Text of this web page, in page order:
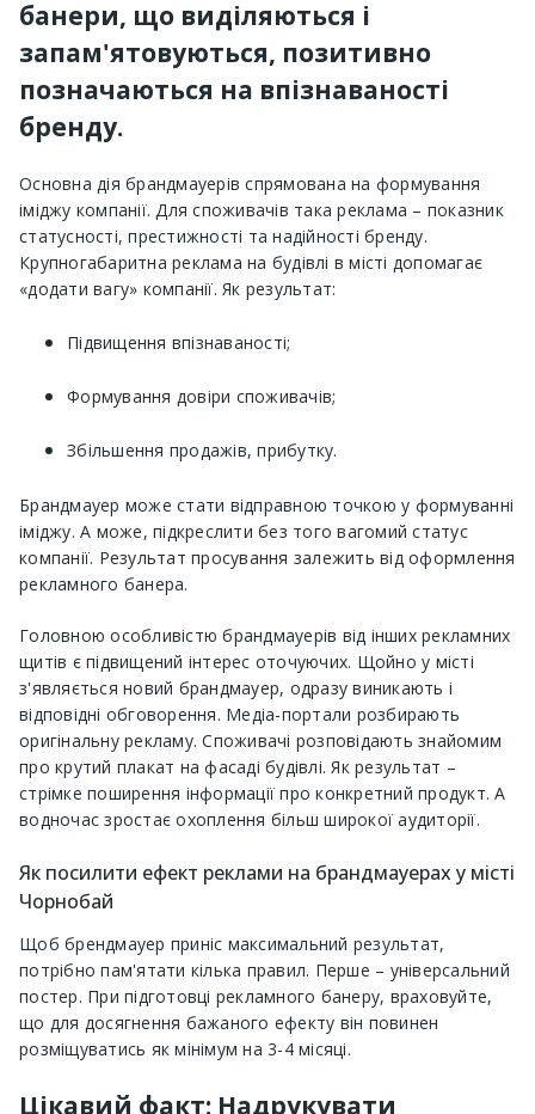
банери, що виділяються і
запам'ятовуються, позитивно
позначаються на впізнаваності
бренду.
Основна дія брандмауерів спрямована на формування
іміджу компанії. Для споживачів така реклама – показник
статусності, престижності та надійності бренду.
Крупногабаритна реклама на будівлі в місті допомагає
«додати вагу» компанії. Як результат:
Підвищення впізнаваності;
Формування довіри споживачів;
Збільшення продажів, прибутку.
Брандмауер може стати відправною точкою у формуванні
іміджу. А може, підкреслити без того вагомий статус
компанії. Результат просування залежить від оформлення
рекламного банера.
Головною особливістю брандмауерів від інших рекламних
щитів є підвищений інтерес оточуючих. Щойно у місті
з'являється новий брандмауер, одразу виникають і
відповідні обговорення. Медіа-портали розбирають
оригінальну рекламу. Споживачі розповідають знайомим
про крутий плакат на фасаді будівлі. Як результат –
стрімке поширення інформації про конкретний продукт. А
водночас зростає охоплення більш широкої аудиторії.
Як посилити ефект реклами на брандмауерах у місті
Чорнобай
Щоб брендмауер приніс максимальний результат,
потрібно пам'ятати кілька правил. Перше – універсальний
постер. При підготовці рекламного банеру, враховуйте,
що для досягнення бажаного ефекту він повинен
розміщуватись як мінімум на 3-4 місяці.
Цікавий факт: Надрукувати